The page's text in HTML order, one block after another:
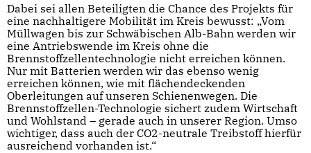
Dabei sei allen Beteiligten die Chance des Projekts für
eine nachhaltigere Mobilität im Kreis bewusst: „Vom
Müllwagen bis zur Schwäbischen Alb-Bahn werden wir
eine Antriebswende im Kreis ohne die
Brennstoffzellentechnologie nicht erreichen können.
Nur mit Batterien werden wir das ebenso wenig
erreichen können, wie mit flächendeckenden
Oberleitungen auf unseren Schienenwegen. Die
Brennstoffzellen-Technologie sichert zudem Wirtschaft
und Wohlstand – gerade auch in unserer Region. Umso
wichtiger, dass auch der CO2-neutrale Treibstoff hierfür
ausreichend vorhanden ist.“